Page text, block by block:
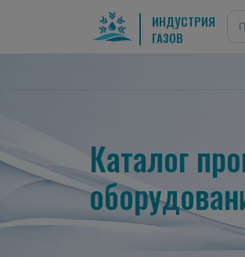
ИНДУСТРИЯ
ГАЗОВ
Каталог